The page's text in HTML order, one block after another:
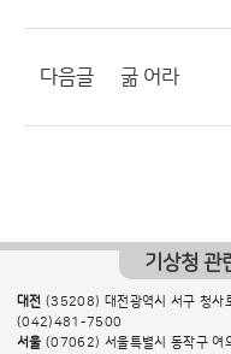
다음글 굶 어라
기상청 관
대전 (35208) 대전광역시 서구 청
(042)481-7500
서울 (07062) 서울특별시 동작구